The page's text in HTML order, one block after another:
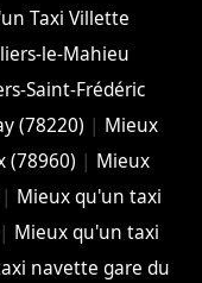
Taxi Villette
le-Mahieu
Saint-Frédéric
(78220) | Mieux
(78960) | Mieux
Mieux qu'un taxi
Mieux qu'un taxi
navette gare du